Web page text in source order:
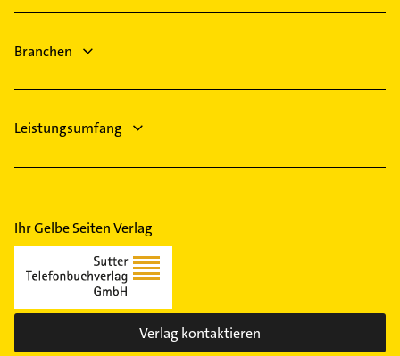
Bestatter
Branchen
Leistungsumfang
Ihr Gelbe Seiten Verlag
Verlag kontaktieren